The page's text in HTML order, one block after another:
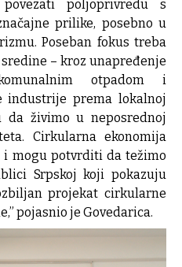
poljoprivredu s
prilike, posebno u
Poseban fokus treba
– kroz unapređenje
otpadom i
industrije prema lokalnoj
živimo u neposrednoj
Cirkularna ekonomija
mogu potvrditi da težimo
Srpskoj koji pokazuju
projekat cirkularne
pojasnio je Govedarica.